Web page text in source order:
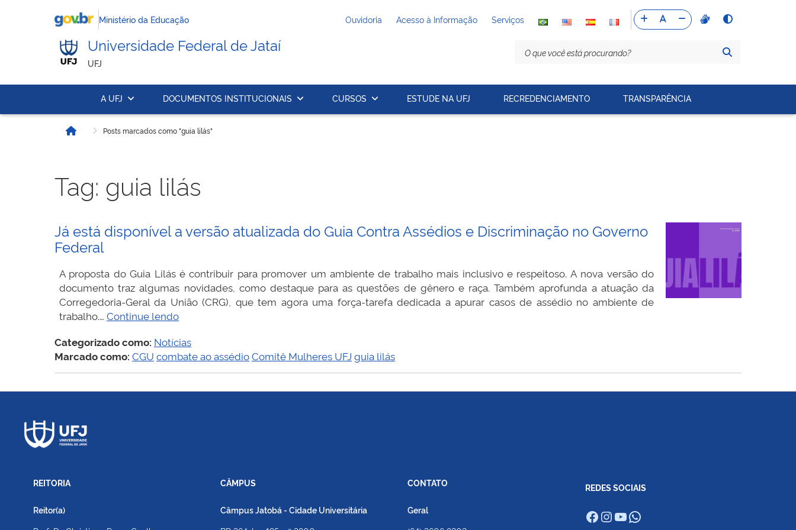
Ministério da Educação Ouvidoria Acesso à Informação Serviços
Universidade Federal de Jataí
UFJ
A UFJ DOCUMENTOS INSTITUCIONAIS CURSOS ESTUDE NA UFJ RECREDENCIAMENTO TRANSPARÊNCIA
Início Posts marcados como "guia lilás"
Tag: guia lilás
Já está disponível a versão atualizada do Guia Contra Assédios e Discriminação no Governo
Federal
A proposta do Guia Lilás é contribuir para promover um ambiente de trabalho mais inclusivo e respeitoso. A nova versão do
documento traz algumas novidades, como destaque para as questões de gênero e raça. Também aprofunda a atuação da
Corregedoria-Geral da União (CRG), que tem agora uma força-tarefa dedicada a apurar casos de assédio no ambiente de
trabalho.… Continue lendoJá
disponível
a
versão
Categorizado como: Notícias
Marcado como: CGU combate ao assédioComitê Mulheres UFJ guia lilás
REITORIA
Reitor(a)
CÂMPUS
Câmpus Jatobá - Cidade Universitária
CONTATO
Geral
REDES SOCIAIS
Facebook
Instagram
Youtube
WhatsApp